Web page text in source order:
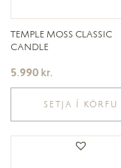
TEMPLE MOSS CLASSIC
CANDLE
5.990 kr.
SETJA Í KÖRFU